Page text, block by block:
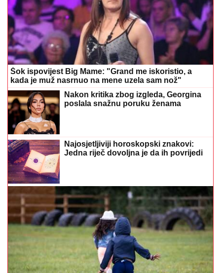
Šok ispovijest Big Mame: "Grand me iskoristio, a
kada je muž nasrnuo na mene uzela sam nož"
Nakon kritika zbog izgleda, Georgina
poslala snažnu poruku ženama
Najosjetljiviji horoskopski znakovi:
Jedna riječ dovoljna je da ih povrijedi